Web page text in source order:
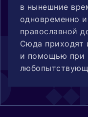
в нынешние
одновременно
православной
Сюда приходят
и помощью при